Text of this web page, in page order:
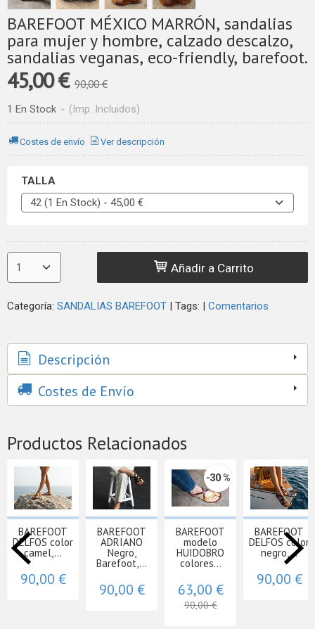
BAREFOOT MÉXICO MARRÓN, sandalias
para mujer y hombre, calzado descalzo,
sandalias veganas, eco-friendly, barefoot.
45,00 € 90,00 €
1 En Stock - (Imp. Incluidos)
Costes de envío Ver descripción
TALLA
Añadir a Carrito
Categoría: SANDALIAS BAREFOOT | Tags: | Comentarios
Descripción
Costes de Envío
Productos Relacionados
BAREFOOT
DELFOS color
camel,...
90,00 €
BAREFOOT
ADRIANO
Negro,
Barefoot,...
90,00 €
-30 %
BAREFOOT
modelo
HUIDOBRO
colores...
63,00 €
90,00 €
BAREFOOT
DELFOS color
negro,...
90,00 €